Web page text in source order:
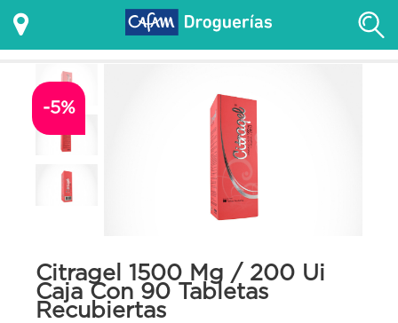
-5%
Citragel 1500 Mg / 200 Ui
Caja Con 90 Tabletas
Recubiertas